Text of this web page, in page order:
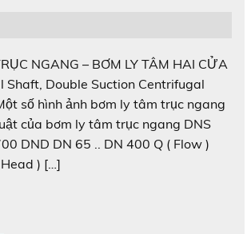
NGANG – BƠM LY TÂM HAI CỬA
Shaft, Double Suction Centrifugal
số hình ảnh bơm ly tâm trục ngang
của bơm ly tâm trục ngang DNS
DND DN 65 .. DN 400 Q ( Flow )
) […]